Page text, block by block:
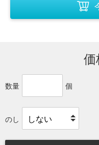
価
数量 個
のし